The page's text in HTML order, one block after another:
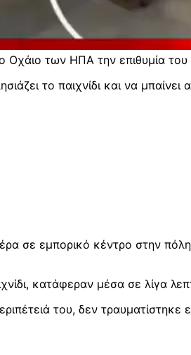
Οχάιο των ΗΠΑ την επιθυμία
το παιχνίδι και να
σε εμπορικό κέντρο στην πόλη
κατάφεραν μέσα σε λίγα
του, δεν